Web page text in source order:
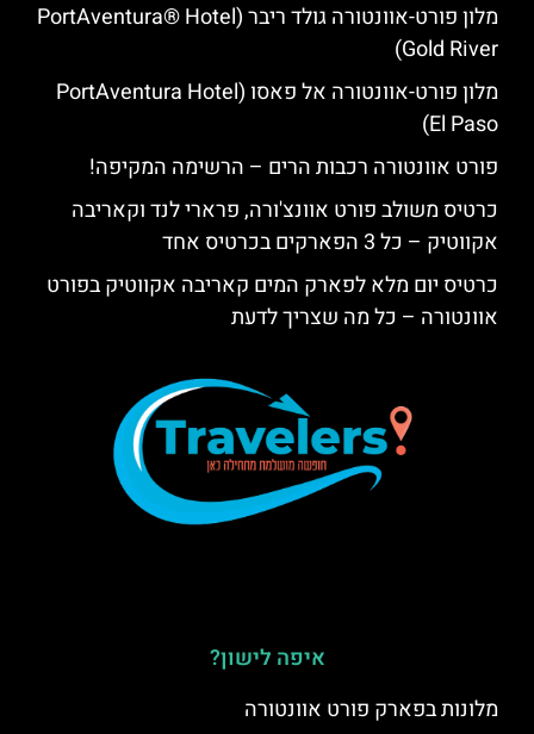
מלון פורט-אוונטורה גולד ריבר (PortAventura® Hotel
Gold River)
מלון פורט-אוונטורה אל פאסו (PortAventura Hotel
El Paso)
פורט אוונטורה רכבות הרים – הרשימה המקיפה!
כרטיס משולב פורט אוונצ'ורה, פרארי לנד וקאריבה
אקווטיק – כל 3 הפארקים בכרטיס אחד
כרטיס יום מלא לפארק המים קאריבה אקווטיק בפורט
אוונטורה – כל מה שצריך לדעת
איפה לישון?
מלונות בפארק פורט אוונטורה